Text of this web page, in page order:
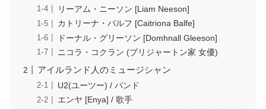
リーアム・ニーソン [Liam Neeson]
カトリーナ・バルフ [Caitriona Balfe]
ドーナル・グリーソン [Domhnall Gleeson]
ニコラ・コクラン (ブリジャートン家 女優)
アイルランド人のミュージシャン
U2(ユーツー) / バンド
エンヤ [Enya] / 歌手